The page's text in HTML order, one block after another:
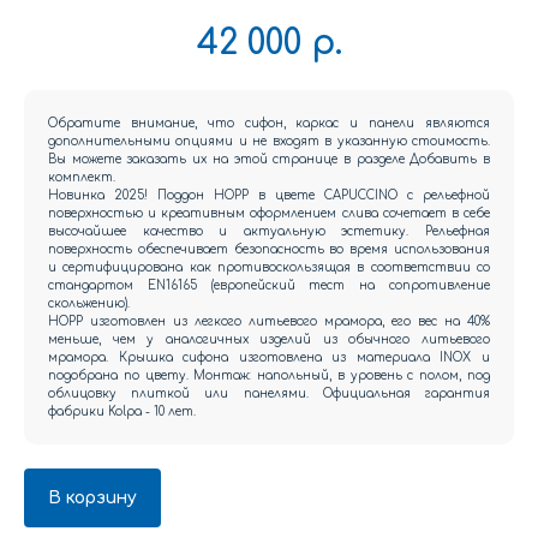
42 000 р.
Обратите внимание, что сифон, каркас и панели являются
дополнительными опциями и не входят в указанную стоимость.
Вы можете заказать их на этой странице в разделе Добавить в
комплект.
Новинка 2025! Поддон HOPP в цвете CAPUCCINO с рельефной
поверхностью и креативным оформлением слива сочетает в себе
высочайшее качество и актуальную эстетику. Рельефная
поверхность обеспечивает безопасность во время использования
и сертифицирована как противоскользящая в соответствии со
стандартом EN16165 (европейский тест на сопротивление
скольжению).
HOPP изготовлен из легкого литьевого мрамора, его вес на 40%
меньше, чем у аналогичных изделий из обычного литьевого
мрамора. Крышка сифона изготовлена из материала INOX и
подобрана по цвету. Монтаж: напольный, в уровень с полом, под
облицовку плиткой или панелями. Официальная гарантия
фабрики Kolpa - 10 лет.
В корзину